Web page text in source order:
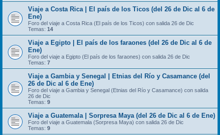
Viaje a Costa Rica | El país de los Ticos (del 26 de Dic al 6 de
Ene)
Foro del viaje a Costa Rica (El país de los Ticos) con salida 26 de Dic
Temas: 14
Viaje a Egipto | El país de los faraones (del 26 de Dic al 6 de
Ene)
Foro del viaje a Egipto (El país de los faraones) con salida 26 de Dic
Temas: 7
Viaje a Gambia y Senegal | Etnias del Río y Casamance (del
26 de Dic al 6 de Ene)
Foro del viaje a Gambia y Senegal (Etnias del Río y Casamance) con salida
26 de Dic
Temas: 9
Viaje a Guatemala | Sorpresa Maya (del 26 de Dic al 6 de Ene)
Foro del viaje a Guatemala (Sorpresa Maya) con salida 26 de Dic
Temas: 9